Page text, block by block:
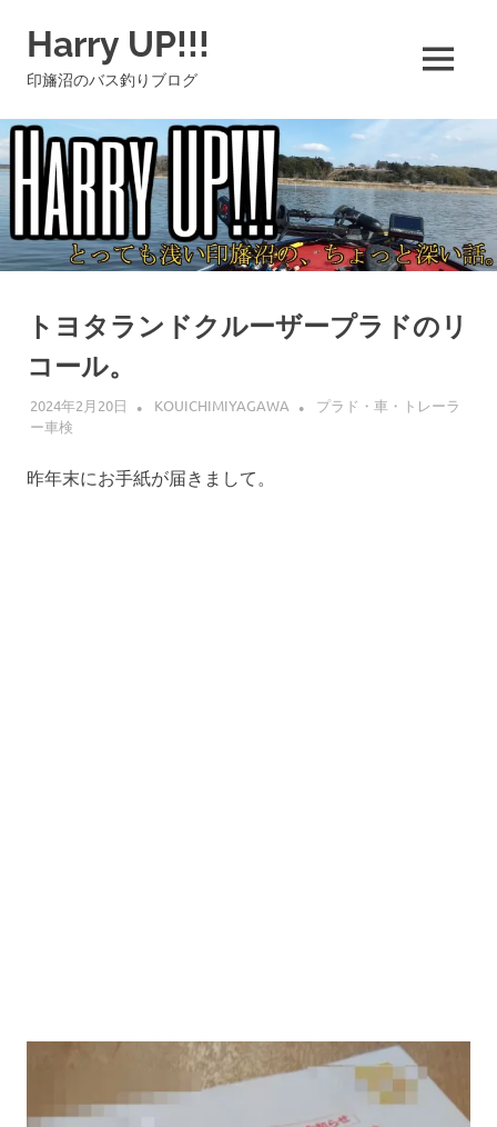
ツ
へ
ス
キ
ッ
プ
Harry UP!!!
印旛沼のバス釣りブログ MENU
トヨタランドクルーザープラドのリ
コール。
2024年2月20日 KOUICHIMIYAGAWA
プラド・車・トレーラ
ー車検
昨年末にお手紙が届きまして。